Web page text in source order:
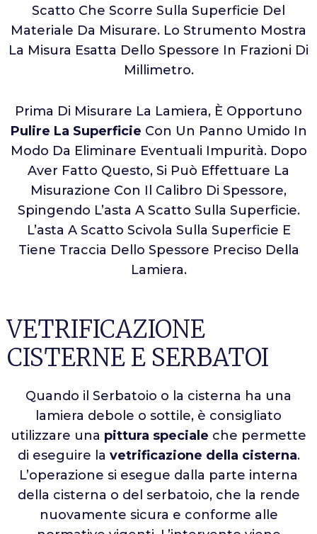
Scatto Che Scorre Sulla Superficie Del
Materiale Da Misurare. Lo Strumento Mostra
La Misura Esatta Dello Spessore In Frazioni Di
Millimetro.
Prima Di Misurare La Lamiera, È Opportuno
Pulire La Superficie Con Un Panno Umido In
Modo Da Eliminare Eventuali Impurità. Dopo
Aver Fatto Questo, Si Può Effettuare La
Misurazione Con Il Calibro Di Spessore,
Spingendo L’asta A Scatto Sulla Superficie.
L’asta A Scatto Scivola Sulla Superficie E
Tiene Traccia Dello Spessore Preciso Della
Lamiera.
VETRIFICAZIONE
CISTERNE E SERBATOI
Quando il Serbatoio o la cisterna ha una
lamiera debole o sottile, è consigliato
utilizzare una pittura speciale che permette
di eseguire la vetrificazione della cisterna.
L’operazione si esegue dalla parte interna
della cisterna o del serbatoio, che la rende
nuovamente sicura e conforme alle